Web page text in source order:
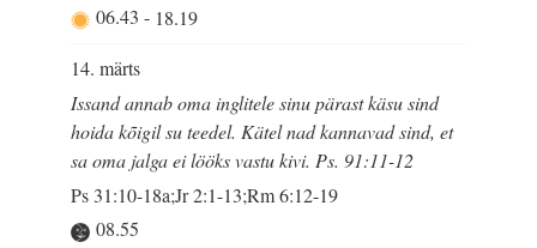
06.43- 18.19
14. märts
Issand annab oma inglitele sinu pärast käsu sind
hoida kõigil su teedel. Kätel nad kannavad sind, et
sa oma jalga ei lööks vastu kivi. Ps. 91:11-12
Ps 31:10-18a;Jr 2:1-13;Rm 6:12-19
08.55